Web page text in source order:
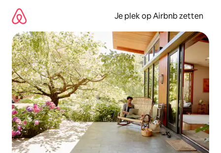
direct
naar
inhoud
Je plek op Airbnb zetten